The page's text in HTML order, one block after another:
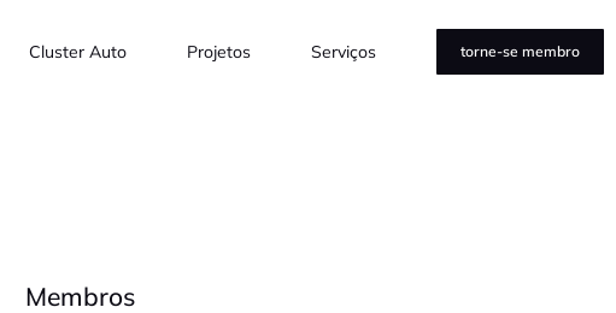
Cluster Auto Projetos Serviços torne-se membro
Membros